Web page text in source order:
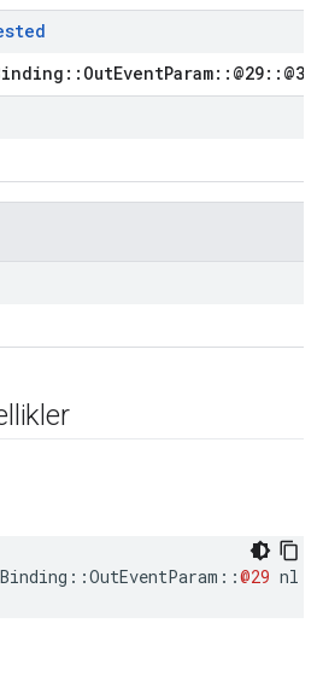
Binding ::OutEventParam ::@29 nl